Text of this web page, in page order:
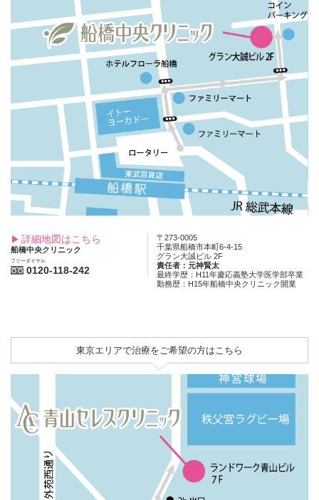
詳細地図はこちら
船橋中央クリニック
フリーダイヤル
0120-118-242
〒273-0005
千葉県船橋市本町6-4-15
グラン大誠ビル 2F
責任者：元神賢太
最終学歴：H11年慶応義塾大学医学部卒業
勤務歴：H15年船橋中央クリニック開業
東京エリアで治療をご希望の方はこちら